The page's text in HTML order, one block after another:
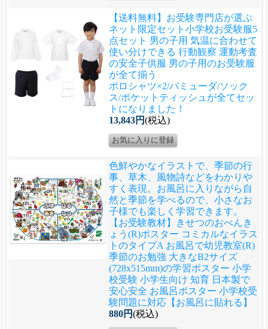
【送料無料】お受験専門店が選ぶ
ネット限定セット 小学校お受験服5
点セット 男の子用 気温に合わせて
使い分けできる 行動観察 運動考査
の安全子供服 男の子用のお受験服
が全て揃う
ポロシャツ×2/バミューダ/ソック
ス/ポケットティッシュが全てセッ
トになりました！
13,843円(税込)
色鮮やかなイラストで、季節の行
事、草木、風物詩などをわかりや
すく表現。お風呂に入りながら自
然と季節を学べるので、小さなお
子様でも楽しく学習できます。
【お受験教材】きせつのおべんき
ょう(R)ポスター コミカルなイラス
トのタイプA お風呂で幼児教室(R)
季節のお勉強 大きなB2サイズ
(728x515mm)の学習ポスター 小学
校受験 小学生向け 知育 日本製で
安心安全 お風呂ポスター 小学校受
験問題に対応【お風呂に貼れる】
880円(税込)